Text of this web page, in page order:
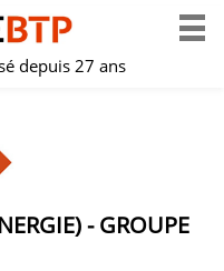
depuis 27 ans
- GROUPE